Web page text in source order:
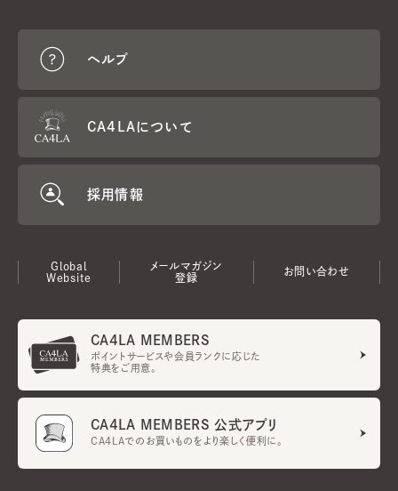
ヘルプ
CA4LAについて
採用情報
Global
Website
メールマガジン
登録
お問い合わせ
CA4LA MEMBERS
ポイントサービスや会員ランクに応じた
特典をご用意。
CA4LA MEMBERS 公式アプリ
CA4LAでのお買いものをより楽しく便利に。